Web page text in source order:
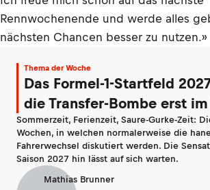
Rennwochenende und werde alles
nächsten Chancen besser zu nutzen.»
Thema der Woche
Das Formel-1-Startfeld
die Transfer-Bombe erst im
Sommerzeit, Ferienzeit, Saure-Gurke-Zeit:
Wochen, in welchen normalerweise die
Fahrerwechsel diskutiert werden. Die
Saison 2027 hin lässt auf sich warten.
Mathias Brunner